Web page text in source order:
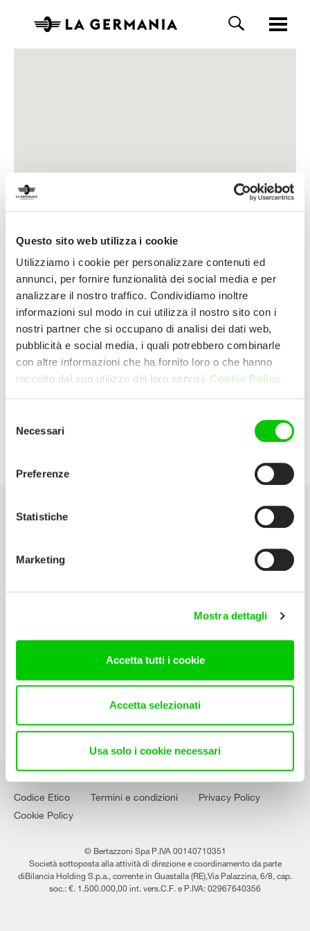
Questo sito web utilizza i cookie
Utilizziamo i cookie per personalizzare contenuti ed
annunci, per fornire funzionalità dei social media e per
analizzare il nostro traffico. Condividiamo inoltre
informazioni sul modo in cui utilizza il nostro sito con i
nostri partner che si occupano di analisi dei dati web,
pubblicità e social media, i quali potrebbero combinarle
con altre informazioni che ha fornito loro o che hanno
raccolto dal suo utilizzo dei loro servizi. Cookie Policy.
delNecessari
Preferenze
Statistiche
Marketing
Mostra dettagli
Accetta tutti i cookie
Accetta selezionati
Usa solo i cookie necessari
EXPERT
Italia
Scarica il catalogo
Manuali d’istruzione
Lavora con noi
Codice Etico Termini e condizioni
Privacy Policy
Cookie Policy
© Bertazzoni Spa P.IVA 00140710351
Società sottoposta alla attività di direzione e coordinamento da parte
diBilancia Holding S.p.a., corrente in Guastalla (RE),Via Palazzina, 6/8, cap.
soc.: €. 1.500.000,00 int. vers.C.F. e P.IVA: 02967640356